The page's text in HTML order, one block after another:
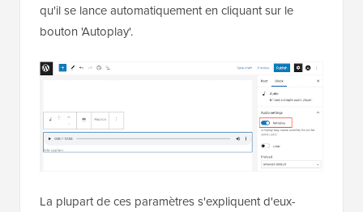
qu'il se lance automatiquement en cliquant sur le
bouton 'Autoplay'.
La plupart de ces paramètres s'expliquent d'eux-